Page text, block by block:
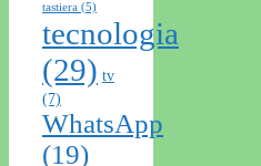
tastiera (5)
tecnologia
(29) tv
(7)
WhatsApp
(19)